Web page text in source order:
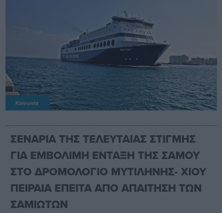
Κοινωνία
ΣΕΝΑΡΙΑ ΤΗΣ ΤΕΛΕΥΤΑΙΑΣ ΣΤΙΓΜΗΣ
ΓΙΑ ΕΜΒΟΛΙΜΗ ΕΝΤΑΞΗ ΤΗΣ ΣΑΜΟΥ
ΣΤΟ ΔΡΟΜΟΛΟΓΙΟ ΜΥΤΙΛΗΝΗΣ- ΧΙΟΥ
ΠΕΙΡΑΙΑ ΕΠΕΙΤΑ ΑΠΟ ΑΠΑΙΤΗΣΗ ΤΩΝ
ΣΑΜΙΩΤΩΝ